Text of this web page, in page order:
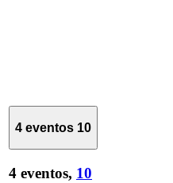
4 eventos 10
4 eventos, 10